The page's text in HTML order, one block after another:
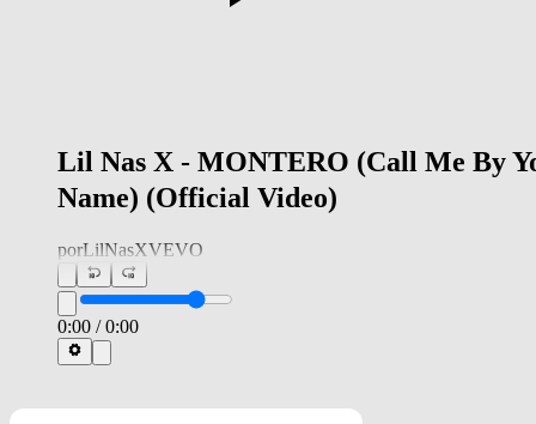
Lil Nas X - MONTERO (Call Me By
Name) (Official Video)
porLilNasXVEVO
0:00 /0:00